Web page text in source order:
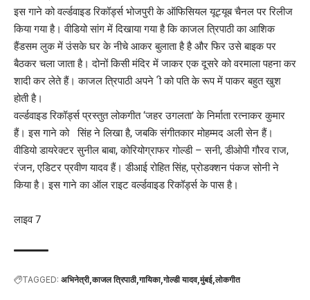
इस गाने को वर्ल्डवाइड रिकॉर्ड्स भोजपुरी के ऑफिसियल यूट्यूब चैनल पर रिलीज
किया गया है। वीडियो सांग में दिखाया गया है कि काजल त्रिपाठी का आशिक
हैंडसम लुक में उंसके घर के नीचे आकर बुलाता है है और फिर उसे बाइक पर
बैठकर चला जाता है। दोनों किसी मंदिर में जाकर एक दूसरे को वरमाला पहना कर
शादी कर लेते हैं। काजल त्रिपाठी अपने ी को पति के रूप में पाकर बहुत खुश
होती है।
वर्ल्डवाइड रिकॉर्ड्स प्रस्तुत लोकगीत ‘जहर उगलता’ के निर्माता रत्नाकर कुमार
हैं। इस गाने को सिंह ने लिखा है, जबकि संगीतकार मोहम्मद अली सेन हैं।
वीडियो डायरेक्टर सुनील बाबा, कोरियोग्राफर गोल्डी – सनी, डीओपी गौरव राज,
रंजन, एडिटर प्रवीण यादव हैं। डीआई रोहित सिंह, प्रोडक्शन पंकज सोनी ने
किया है। इस गाने का ऑल राइट वर्ल्डवाइड रिकॉर्ड्स के पास है।
लाइव 7
TAGGED: अभिनेत्री काजल त्रिपाठी गायिका गोल्डी यादव मुंबई लोकगीत